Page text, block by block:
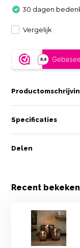
30 dagen
Vergelijk
Specificaties
Delen
Recent bekeken